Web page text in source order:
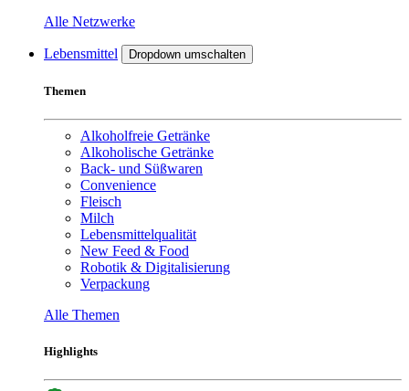
Alle Netzwerke
Lebensmittel Dropdown umschalten
Themen
Alkoholfreie Getränke
Alkoholische Getränke
Back- und Süßwaren
Convenience
Fleisch
Milch
Lebensmittelqualität
New Feed & Food
Robotik & Digitalisierung
Verpackung
Alle Themen
Highlights